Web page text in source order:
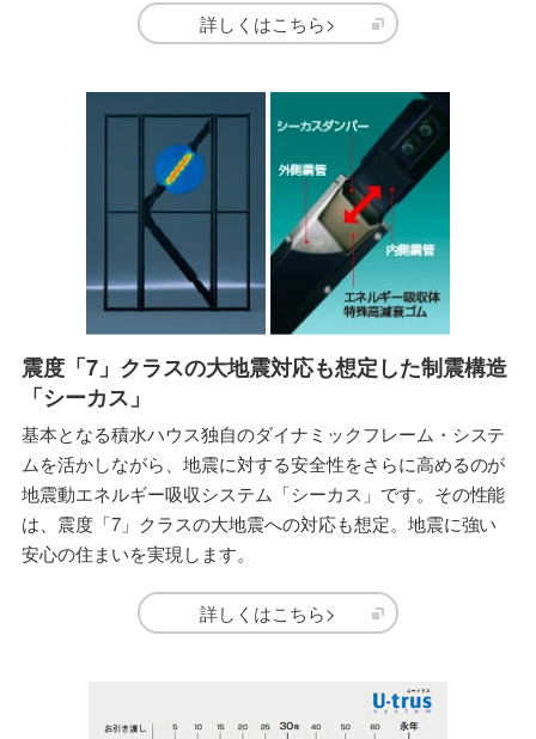
詳しくはこちら>
震度「7」クラスの大地震対応も想定した制震構造
「シーカス」
基本となる積水ハウス独自のダイナミックフレーム・システ
ムを活かしながら、地震に対する安全性をさらに高めるのが
地震動エネルギー吸収システム「シーカス」です。その性能
は、震度「7」クラスの大地震への対応も想定。地震に強い
安心の住まいを実現します。
詳しくはこちら>